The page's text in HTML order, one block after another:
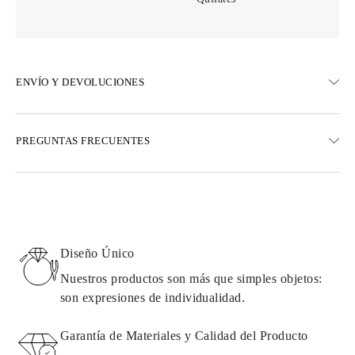
ENVÍO Y DEVOLUCIONES
Opciones de entrega exprés también están disponibles
Detalles sobre métodos de envío, costos y tiempos de entrega se
pueden encontrar en laspreguntas frecuentes sobre la entrega
Todos los productos de Omara se fabrican por encargo según los
PREGUNTAS FRECUENTES
Diseño Único
Nuestros productos son más que simples objetos:
son expresiones de individualidad.
Garantía de Materiales y Calidad del Producto